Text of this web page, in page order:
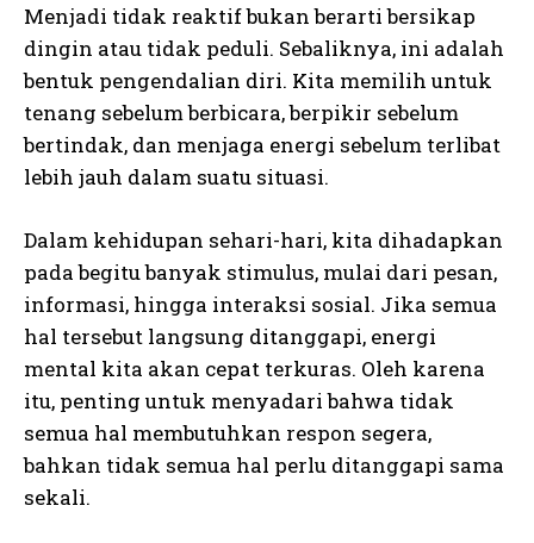
Menjadi tidak reaktif bukan berarti bersikap
dingin atau tidak peduli. Sebaliknya, ini adalah
bentuk pengendalian diri. Kita memilih untuk
tenang sebelum berbicara, berpikir sebelum
bertindak, dan menjaga energi sebelum terlibat
lebih jauh dalam suatu situasi.
Dalam kehidupan sehari-hari, kita dihadapkan
pada begitu banyak stimulus, mulai dari pesan,
informasi, hingga interaksi sosial. Jika semua
hal tersebut langsung ditanggapi, energi
mental kita akan cepat terkuras. Oleh karena
itu, penting untuk menyadari bahwa tidak
semua hal membutuhkan respon segera,
bahkan tidak semua hal perlu ditanggapi sama
sekali.